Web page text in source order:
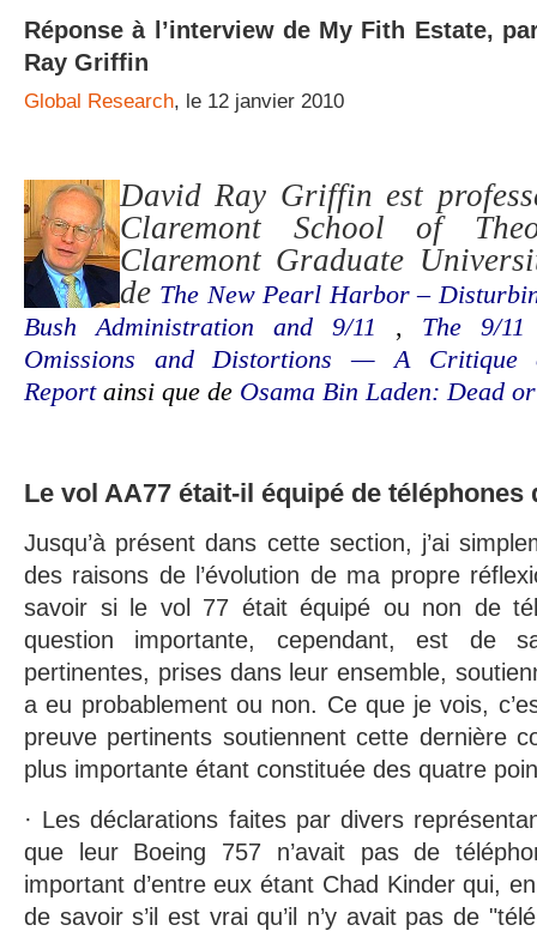
Réponse à l’interview de My Fith Estate,
Ray Griffin
Global Research, le 12 janvier 2010
David Ray Griffin est
Claremont School of
Claremont Graduate
de The New Pearl Harbor –
Bush Administration and 9/11 , The 9/11
Omissions and Distortions — A Critique
Report ainsi que de Osama Bin Laden: Dead
Le vol AA77 était-il équipé de téléphones
Jusqu’à présent dans cette section, j’ai
des raisons de l’évolution de ma propre
savoir si le vol 77 était équipé ou non de
question importante, cependant, est de
pertinentes, prises dans leur ensemble,
a eu probablement ou non. Ce que je vois,
preuve pertinents soutiennent cette dernière
plus importante étant constituée des quatre
· Les déclarations faites par divers
que leur Boeing 757 n’avait pas de
important d’entre eux étant Chad Kinder qui,
de savoir s’il est vrai qu’il n’y avait pas de